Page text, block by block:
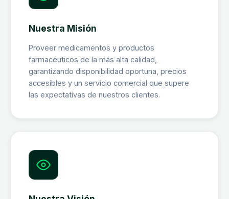
Nuestra Misión
Proveer medicamentos y productos
farmacéuticos de la más alta calidad,
garantizando disponibilidad oportuna, precios
accesibles y un servicio comercial que supere
las expectativas de nuestros clientes.